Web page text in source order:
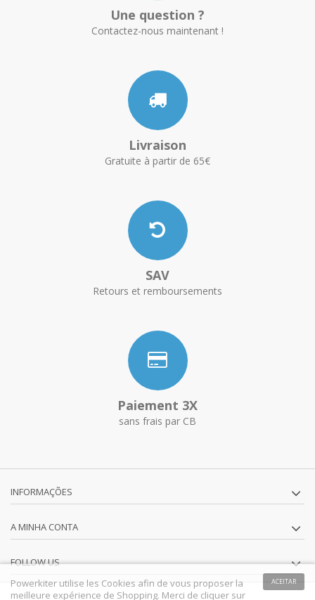
Une question ?
Contactez-nous maintenant !
Livraison
Gratuite à partir de 65€
SAV
Retours et remboursements
Paiement 3X
sans frais par CB
INFORMAÇÕES
A MINHA CONTA
FOLLOW US
ACEITAR
Powerkiter utilise les Cookies afin de vous proposer la
meilleure expérience de Shopping. Merci de cliquer sur